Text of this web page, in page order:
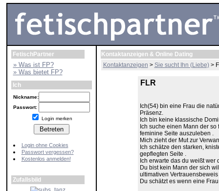
FetischPartner
» Was ist FP?
» Was bietet FP?
Ich
Nickname:
Passwort:
Login merken
Login ohne Cookies
Passwort vergessen?
Kostenlos anmelden!
Zufallsbild
Kontaktanzeigen & Online Dating
Kontaktanzeigen > Sie sucht Ihn (Liebe)>
FLR
Ich(54) bin eine Frau die
Präsenz.
Ich bin keine klassische
Ich suche einen Mann der
feminine Seite auszuleben .
Mich zieht der Mut zur
Ich schätze den starken,
gepflegten Seite .
Ich erwarte das du weißt wer
Du bist kein Mann der sich
ultimativen
Du schätzt es wenn eine